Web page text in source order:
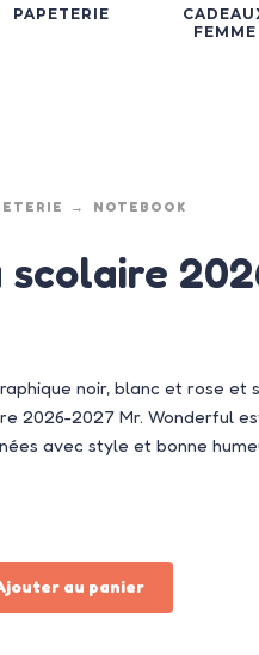
PAPETERIE
FEMME
NOTEBOOK
scolaire
noir, blanc et rose et
2026-2027 Mr. Wonderful
avec style et bonne
au panier